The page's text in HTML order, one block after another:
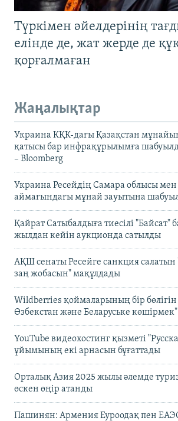
Түркімен әйелдерінің
елінде де, жат жерде де
қорғалмаған
Жаңалықтар
Украина КҚК-дағы Қазақстан
қатысы бар инфрақұрылымға
– Bloomberg
Украина Ресейдің Самара облысы
аймағындағы мұнай зауытына
Қайрат Сатыбалдыға тиесілі "Байсат"
жылдан кейін аукционда сатылды
АҚШ сенаты Ресейге санкция
заң жобасын" мақұлдады
Wildberries қоймаларының бір бөлігін
Өзбекстан және Беларуське көшірмек"
YouTube видеохостинг қызметі
ұйымының екі арнасын бұғаттады
Орталық Азия 2025 жылы әлемде
өскен өңір атанды
Пашинян: Армения Еуроодақ пен